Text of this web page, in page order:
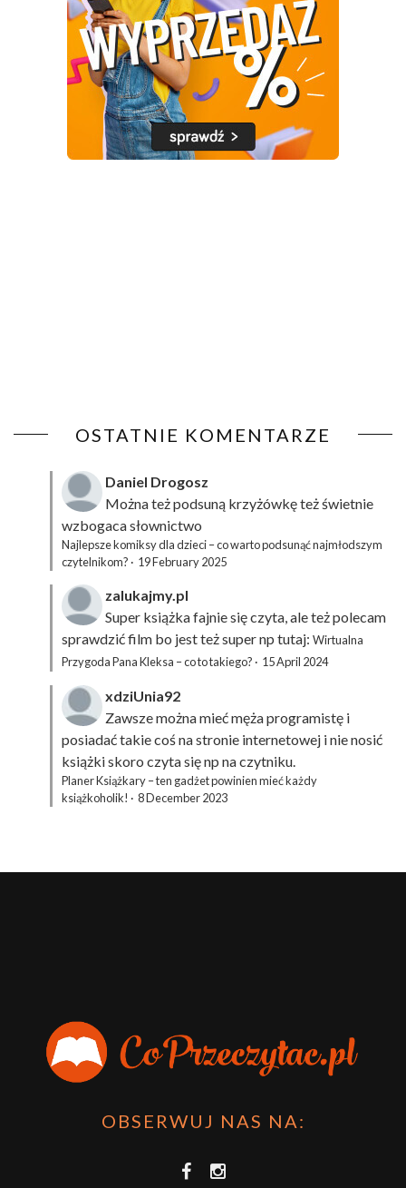
OSTATNIE KOMENTARZE
Daniel Drogosz
Można też podsuną krzyżówkęteż świetnie
wzbogaca słownictwo
Najlepsze komiksy dla dzieci – co warto podsunąć najmłodszym
czytelnikom? · 19 February 2025
zalukajmy.pl
Super książka fajnie się czyta, ale też polecam
sprawdzić film bo jest też super np tutaj: Wirtualna
Przygoda Pana Kleksa – co to takiego? · 15 April 2024
xdziUnia92
Zawsze można mieć męża programistę i
posiadać takie coś na stronie internetowej i nie nosić
książki skoro czyta się np na czytniku.
Planer Książkary – ten gadżet powinien mieć każdy
książkoholik! · 8 December 2023
OBSERWUJ NAS NA: